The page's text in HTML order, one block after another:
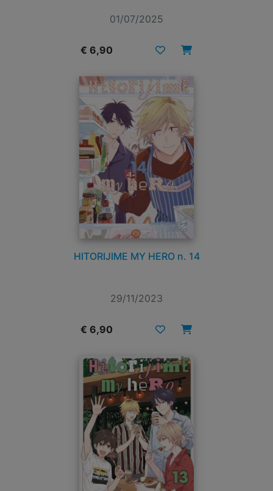
01/07/2025
€ 6,90
HITORIJIME MY HERO n. 14
29/11/2023
€ 6,90